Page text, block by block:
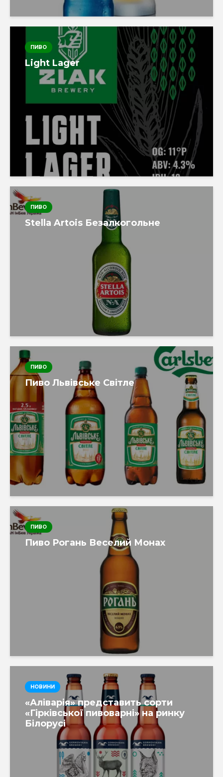
ПИВО
Light Lager
ПИВО
Stella Artois Безалкогольне
ПИВО
Пиво Львівське Світле
ПИВО
Пиво Рогань Веселий Монах
НОВИНИ
«Аліварія» представить сорти
«Гірківської пивоварні» на ринку
Білорусі